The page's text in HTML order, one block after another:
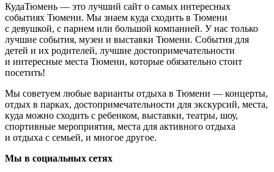
КудаТюмень — это лучший сайт о самых интересных
событиях Тюмени. Мы знаем куда сходить в Тюмени
с девушкой, с парнем или большой компанией. У нас только
лучшие события, музеи и выставки Тюмени. События для
детей и их родителей, лучшие достопримечательности
и интересные места Тюмени, которые обязательно стоит
посетить!
Мы советуем любые варианты отдыха в Тюмени — концерты,
отдых в парках, достопримечательности для экскурсий, места,
куда можно сходить с ребенком, выставки, театры, шоу,
спортивные мероприятия, места для активного отдыха
и отдыха с семьей, и многое другое.
Мы в социальных сетях